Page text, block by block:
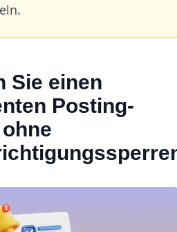
Sie einen
Posting-